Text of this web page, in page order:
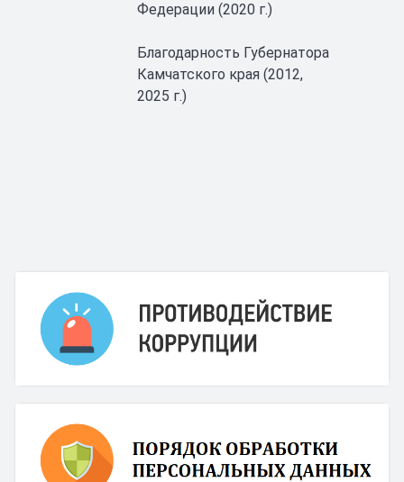
Федерации (2020 г.)
Благодарность Губернатора
Камчатского края (2012,
2025 г.)